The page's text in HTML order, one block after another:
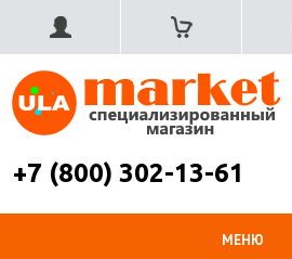
+7 (800) 302-13-61
МЕНЮ